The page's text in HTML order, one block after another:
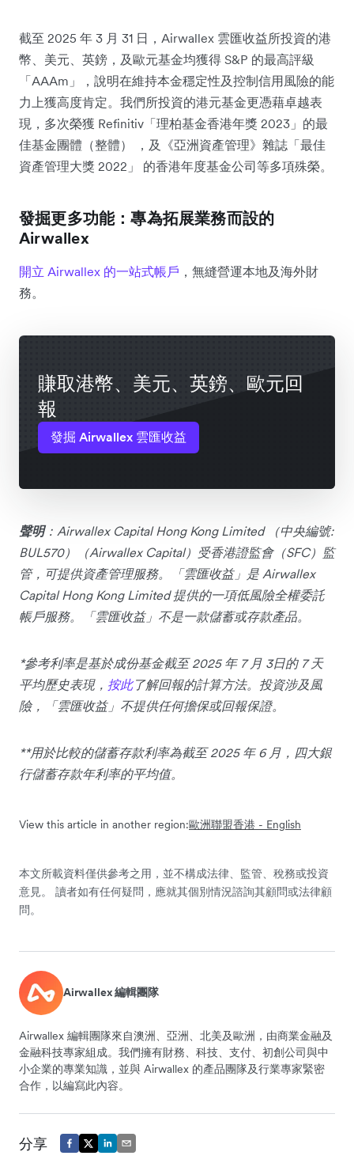
截至 2025 年 3 月 31 日，Airwallex 雲匯收益所投資的港
幣、美元、英鎊，及歐元基金均獲得 S&P 的最高評級
「AAAm」，說明在維持本金穩定性及控制信用風險的能
力上獲高度肯定。我們所投資的港元基金更憑藉卓越表
現，多次榮獲 Refinitiv「理柏基金香港年獎 2023」的最
佳基金團體（整體） ，及《亞洲資產管理》雜誌「最佳
資產管理大獎 2022」 的香港年度基金公司等多項殊榮。
發掘更多功能：專為拓展業務而設的
Airwallex
開立 Airwallex 的一站式帳戶 ，無縫營運本地及海外財
務。
賺取港幣、美元、英鎊、歐元回
報
發掘 Airwallex 雲匯收益
聲明：Airwallex Capital Hong Kong Limited （中央編號:
BUL570）（Airwallex Capital）受香港證監會（SFC）監
管，可提供資產管理服務。「雲匯收益」是 Airwallex
Capital Hong Kong Limited 提供的一項低風險全權委託
帳戶服務。「雲匯收益」不是一款儲蓄或存款產品。
*參考利率是基於成份基金截至 2025 年 7 月 3日的 7 天
平均歷史表現， 按此了解回報的計算方法。投資涉及風
險，「雲匯收益」不提供任何擔保或回報保證。
**用於比較的儲蓄存款利率為截至 2025 年 6 月，四大銀
行儲蓄存款年利率的平均值。
View this article in another region:歐洲聯盟香港 - English
本文所載資料僅供參考之用，並不構成法律、監管、稅務或投資
意見。 讀者如有任何疑問，應就其個別情況諮詢其顧問或法律顧
問。
Airwallex 編輯團隊
Airwallex 編輯團隊來自澳洲、亞洲、北美及歐洲，由商業金融及
金融科技專家組成。我們擁有財務、科技、支付、初創公司與中
小企業的專業知識，並與 Airwallex 的產品團隊及行業專家緊密
合作，以編寫此內容。
分享